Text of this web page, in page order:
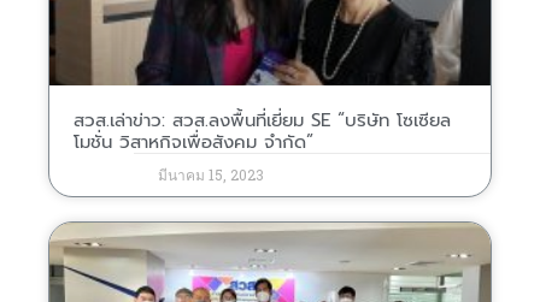
สวส.เล่าข่าว: สวส.ลงพื้นที่เยี่ยม SE “บริษัท โซเซียล
โมชั่น วิสาหกิจเพื่อสังคม จำกัด”
มีนาคม 15, 2023